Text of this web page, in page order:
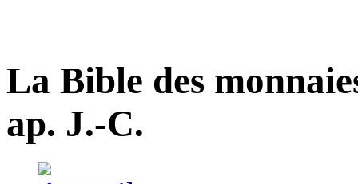
La Bible des
ap. J.-C.